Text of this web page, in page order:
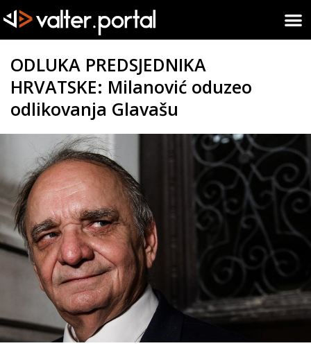
ODLUKA PREDSJEDNIKA
HRVATSKE: Milanović oduzeo
odlikovanja Glavašu